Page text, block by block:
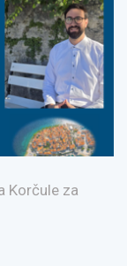
Korčule za